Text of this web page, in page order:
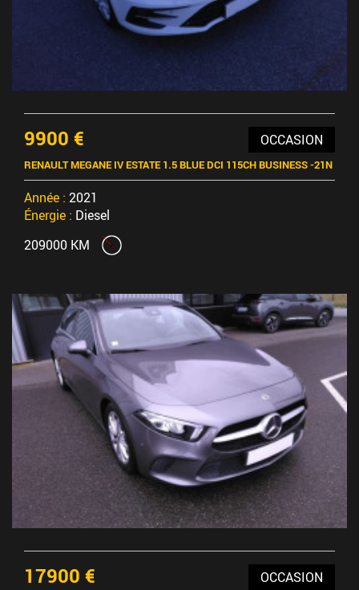
9900 € OCCASION
RENAULT MEGANE IV ESTATE 1.5 BLUE DCI 115CH BUSINESS -21N
Année : 2021
Énergie : Diesel
209000 KM
17900 € OCCASION